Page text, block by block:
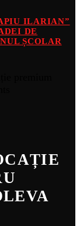
ILARIAN”
DE
ȘCOLAR